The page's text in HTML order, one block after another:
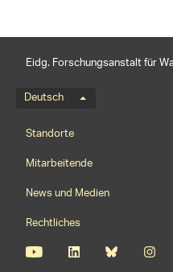
Eidg. Forschungsanstalt für
Sprachmenü
Deutsch
Standorte
Mitarbeitende
News und Medien
Rechtliches